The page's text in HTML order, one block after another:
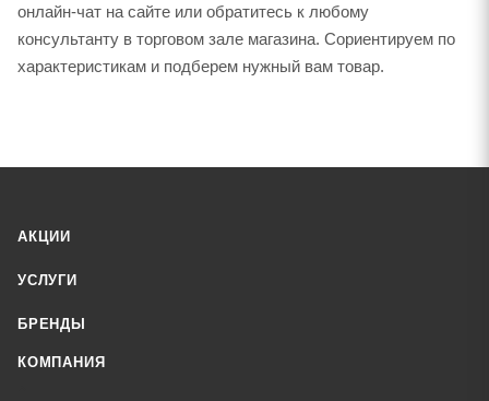
онлайн-чат на сайте или обратитесь к любому
консультанту в торговом зале магазина. Сориентируем по
характеристикам и подберем нужный вам товар.
АКЦИИ
УСЛУГИ
БРЕНДЫ
КОМПАНИЯ